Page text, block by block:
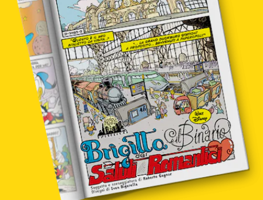
news & eventi
Cerca
abbonati
acquista